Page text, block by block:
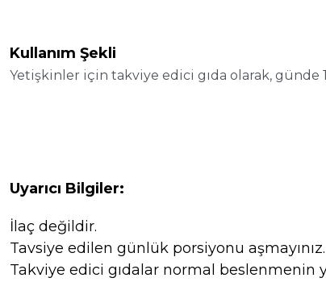
Kullanım Şekli
Yetişkinler için takviye edici gıda olarak, günde
Uyarıcı Bilgiler:
İlaç değildir.
Tavsiye edilen günlük porsiyonu aşmayınız.
Takviye edici gıdalar normal beslenmenin